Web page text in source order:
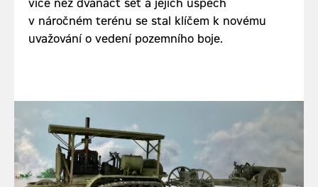
více než dvanáct set a jejich úspěch
v náročném terénu se stal klíčem k novému
uvažování o vedení pozemního boje.